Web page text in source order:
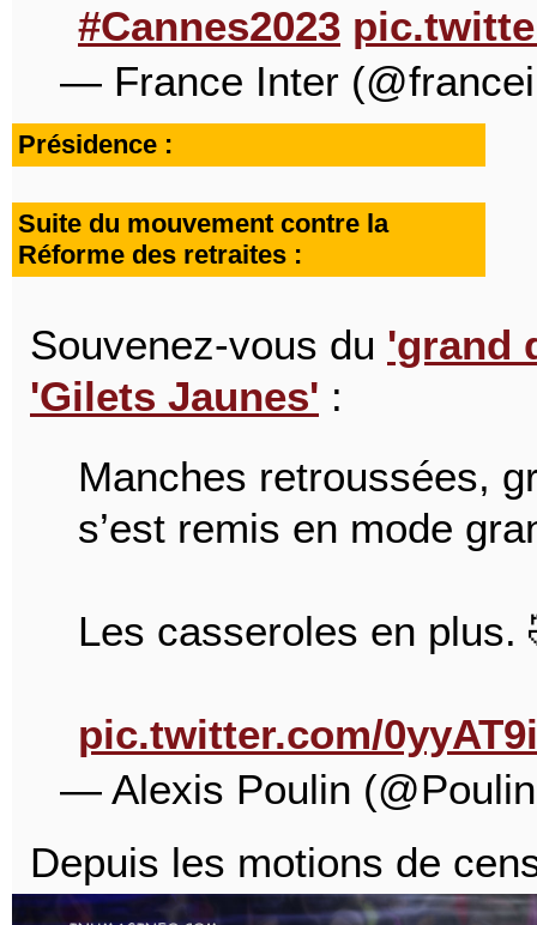
#Cannes2023
— France Inter
Présidence :
Suite du mouvement contre la
Réforme des retraites :
Souvenez-vous du 'grand
'Gilets Jaunes' :
Manches retroussées,
s’est remis en mode
Les casseroles en plus.
pic.twitter.com/
— Alexis Poulin
Depuis les motions de